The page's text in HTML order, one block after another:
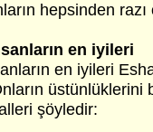
hepsinden razı
en iyileri
en iyileri
üstünlüklerini
şöyledir: